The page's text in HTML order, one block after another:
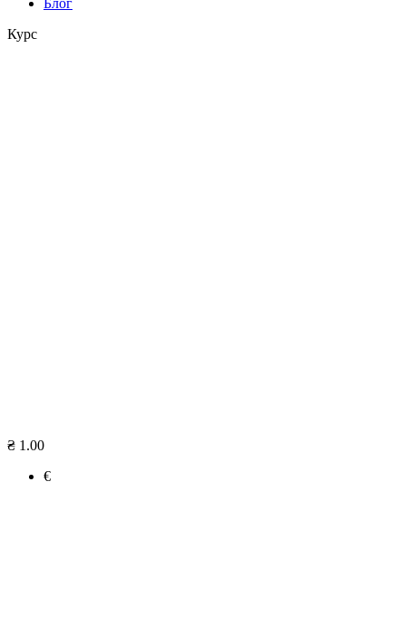
Блог
Курс
₴ 1.00
€